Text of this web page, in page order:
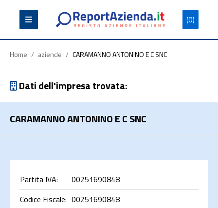
(0)
Partita
Iva
Codice
Fiscale
Ragione
Sociale
Cerca
Home / aziende / CARAMANNO ANTONINO E C SNC
Dati dell'impresa trovata:
CARAMANNO ANTONINO E C SNC
Partita IVA:
00251690848
Codice Fiscale: 00251690848